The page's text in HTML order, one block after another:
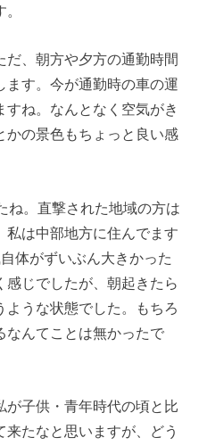
だ、朝方や夕方の通勤時間
ます。今が通勤時の車の運
ね。なんとなく空気がき
かの景色もちょっと良い感
ね。直撃された地域の方は
私は中部地方に住んでます
体がずいぶん大きかった
感じでしたが、朝起きたら
ような状態でした。もちろ
なんてことは無かったで
が子供・青年時代の頃と比
たなと思いますが、どう